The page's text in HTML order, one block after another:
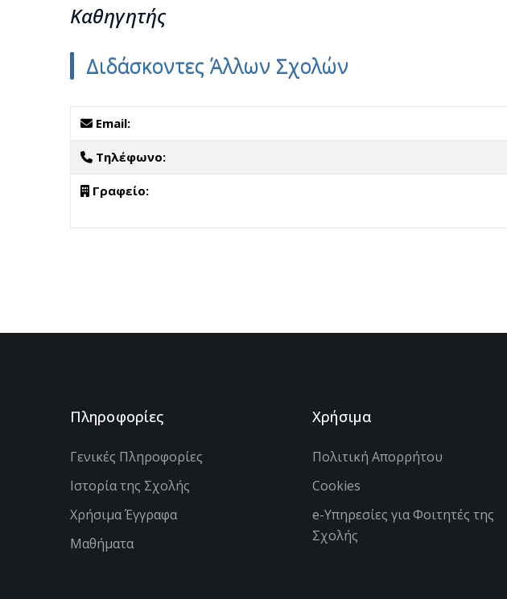
Kαθηγητής
Διδάσκοντες Άλλων Σχολών
Email:
Τηλέφωνο:
Γραφείο:
Πληροφορίες
Γενικές Πληροφορίες
Ιστορία της Σχολής
Χρήσιμα Έγγραφα
Μαθήματα
Χρήσιμα
Πολιτική Απορρήτου
Cookies
e-Υπηρεσίες για Φοιτητές της
Σχολής